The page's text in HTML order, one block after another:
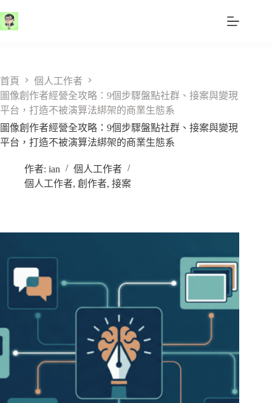
至
容
首頁
個人工作者
圖像創作者經營全攻略：9個步驟盤點社群、接案與變現
平台，打造不被演算法綁架的商業生態系
圖像創作者經營全攻略：9個步驟盤點社群、接案與變現
平台，打造不被演算法綁架的商業生態系
作者: ian
個人工作者
個人工作者, 創作者, 接案